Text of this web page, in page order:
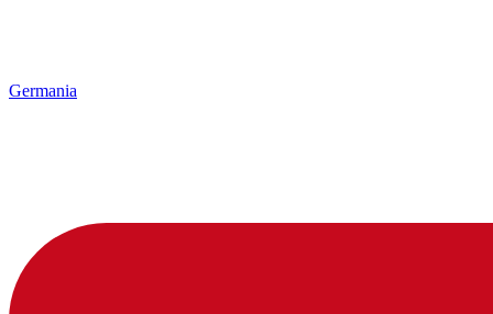
Germania